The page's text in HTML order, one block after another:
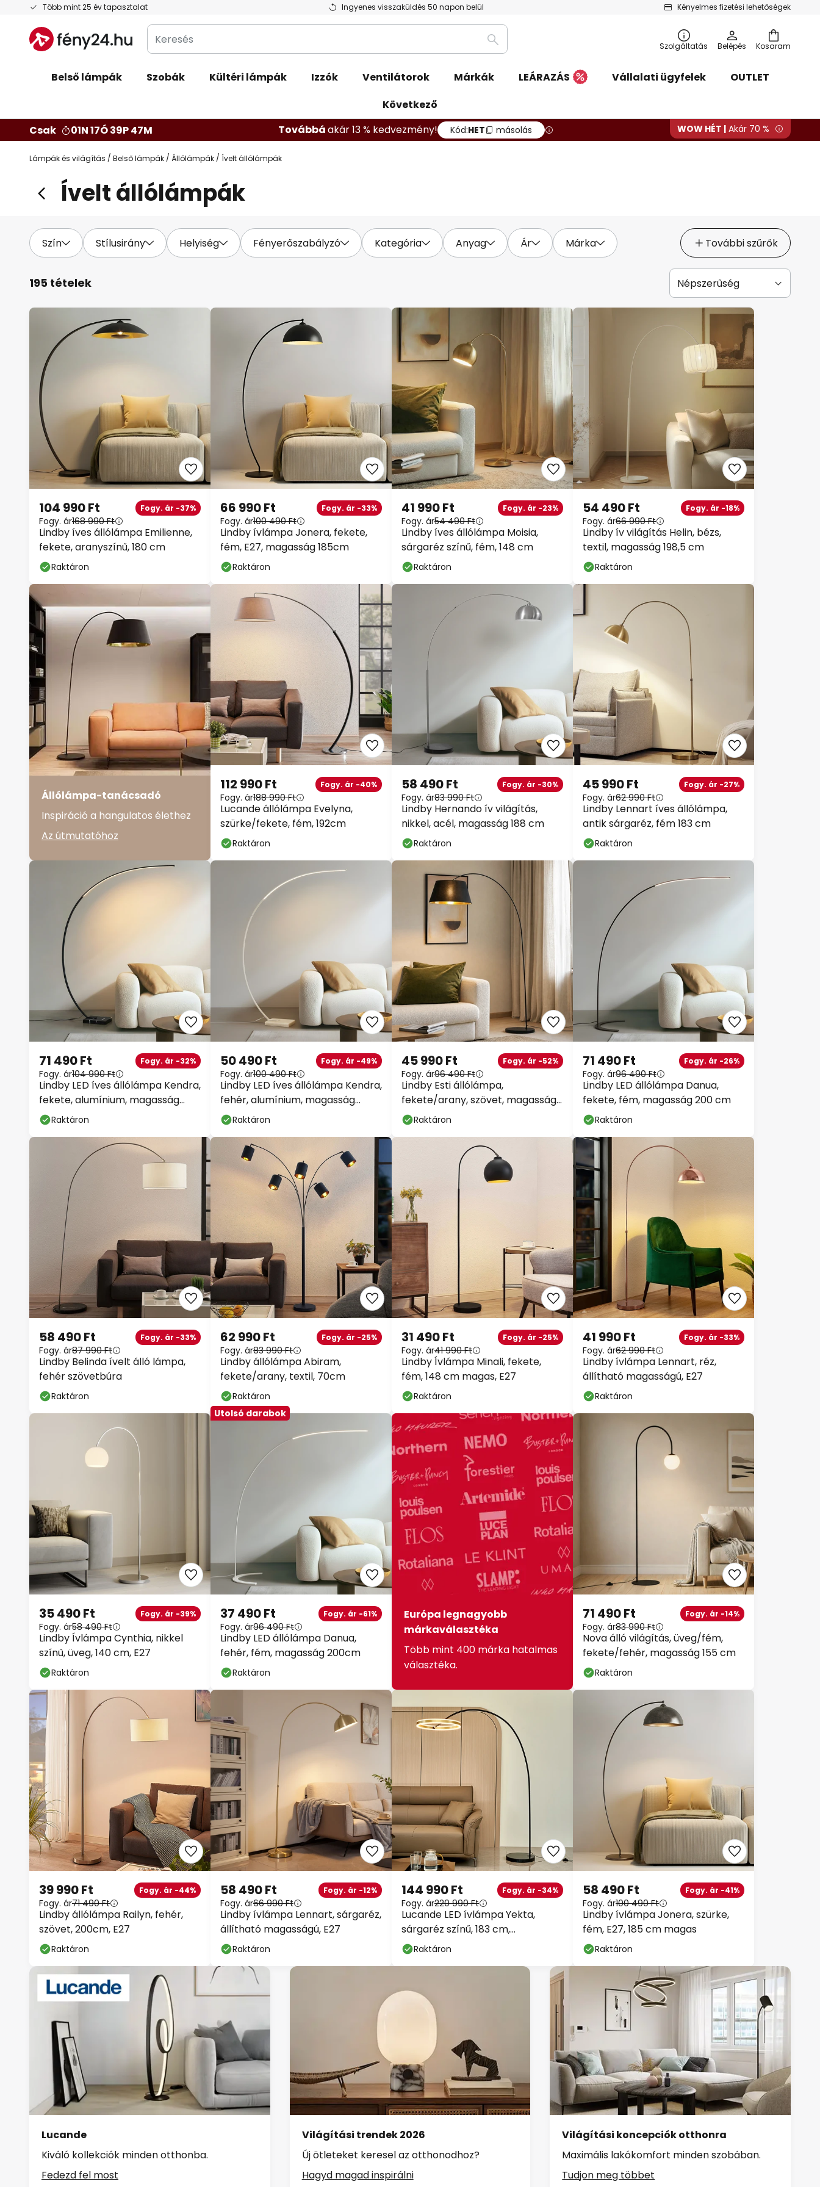
Több mint 25 év tapasztalat Ingyenes visszaküldés 50 napon belül Kényelmes fizetési lehetőségek
Ugrás
tartalomhoz
Kosaram
Keresés
Keresés
Szolgáltatás Belépés
Belső lámpák Szobák Kültéri lámpák Izzók Ventilátorok Márkák LEÁRAZÁS Vállalati ügyfelek
OUTLET
Következő
Csak
01N 17Ó 39P 45M Továbbáakár 13 % kedvezmény! Kód:HET másolás WOW HÉT | Akár 70 %
Lámpák és világítás Belső lámpák Állólámpák Ívelt állólámpák
Ívelt állólámpák
Szín Stílusirány Helyiség Fényerőszabályzó Kategória Anyag Ár Márka További szűrők
195 tételek
Lindby íves állólámpa Emilienne,
fekete, aranyszínű, 180 cm
104 990 Ft Fogy. ár -37%
Fogy. ár168 990 Ft
Raktáron
Lindby ívlámpa Jonera, fekete,
fém, E27, magasság 185cm
66 990 Ft Fogy. ár -33%
Fogy. ár100 490 Ft
Raktáron
Lindby íves állólámpa Moisia,
sárgaréz színű, fém, 148 cm
41 990 Ft Fogy. ár -23%
Fogy. ár54 490 Ft
Raktáron
Lindby ív világítás Helin, bézs,
textil, magasság 198,5 cm
54 490 Ft Fogy. ár -18%
Fogy. ár66 990 Ft
Raktáron
Állólámpa-tanácsadó
Inspiráció a hangulatos élethez
Az útmutatóhoz
Lucande állólámpa Evelyna,
szürke/fekete, fém, 192cm
112 990 Ft Fogy. ár -40%
Fogy. ár188 990 Ft
Raktáron
Lindby Hernando ív világítás,
nikkel, acél, magasság 188 cm
58 490 Ft Fogy. ár -30%
Fogy. ár83 990 Ft
Raktáron
Lindby Lennart íves állólámpa,
antik sárgaréz, fém 183 cm
45 990 Ft Fogy. ár -27%
Fogy. ár62 990 Ft
Raktáron
Lindby LED íves állólámpa Kendra,
fekete, alumínium, magasság
180cm
71 490 Ft Fogy. ár -32%
Fogy. ár104 990 Ft
Raktáron
Lindby LED íves állólámpa Kendra,
fehér, alumínium, magasság
180cm
50 490 Ft Fogy. ár -49%
Fogy. ár100 490 Ft
Raktáron
Lindby Esti állólámpa,
fekete/arany, szövet, magasság
192cm
45 990 Ft Fogy. ár -52%
Fogy. ár96 490 Ft
Raktáron
Lindby LED állólámpa Danua,
fekete, fém, magasság 200 cm
71 490 Ft Fogy. ár -26%
Fogy. ár96 490 Ft
Raktáron
Lindby Belinda ívelt álló lámpa,
fehér szövetbúra
58 490 Ft Fogy. ár -33%
Fogy. ár87 990 Ft
Raktáron
Lindby állólámpa Abiram,
fekete/arany, textil, 70cm
62 990 Ft Fogy. ár -25%
Fogy. ár83 990 Ft
Raktáron
Lindby Ívlámpa Minali, fekete,
fém, 148 cm magas, E27
31 490 Ft Fogy. ár -25%
Fogy. ár41 990 Ft
Raktáron
Lindby ívlámpa Lennart, réz,
állítható magasságú, E27
41 990 Ft Fogy. ár -33%
Fogy. ár62 990 Ft
Raktáron
Lindby Ívlámpa Cynthia, nikkel
színű, üveg, 140 cm, E27
35 490 Ft Fogy. ár -39%
Fogy. ár58 490 Ft
Raktáron
Utolsó darabok
Lindby LED állólámpa Danua,
fehér, fém, magasság 200cm
37 490 Ft Fogy. ár -61%
Fogy. ár96 490 Ft
Raktáron
Európa legnagyobb
márkaválasztéka
Több mint 400 márka hatalmas
választéka.
Nova álló világítás, üveg/fém,
fekete/fehér, magasság 155 cm
71 490 Ft Fogy. ár -14%
Fogy. ár83 990 Ft
Raktáron
Lindby állólámpa Railyn, fehér,
szövet, 200cm, E27
39 990 Ft Fogy. ár -44%
Fogy. ár71 490 Ft
Raktáron
Lindby ívlámpa Lennart, sárgaréz,
állítható magasságú, E27
58 490 Ft Fogy. ár -12%
Fogy. ár66 990 Ft
Raktáron
Lucande LED ívlámpa Yekta,
sárgaréz színű, 183 cm,
dimmelhető
144 990 Ft Fogy. ár -34%
Fogy. ár220 990 Ft
Raktáron
Lindby ívlámpa Jonera, szürke,
fém, E27, 185 cm magas
58 490 Ft Fogy. ár -41%
Fogy. ár100 490 Ft
Raktáron
Lucande
Kiváló kollekciók minden otthonba.
Fedezd fel most
Világítási trendek 2026
Új ötleteket keresel az otthonodhoz?
Hagyd magad inspirálni
Világítási koncepciók otthonra
Maximális lakókomfort minden szobában.
Tudjon meg többet